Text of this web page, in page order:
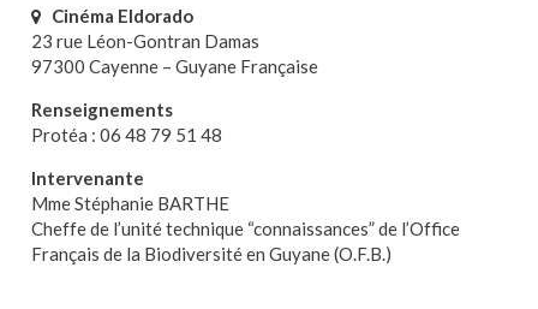
Cinéma Eldorado
23 rue Léon-Gontran Damas
97300 Cayenne – Guyane Française
Renseignements
Protéa : 06 48 79 51 48
Intervenante
Mme Stéphanie BARTHE
Cheffe de l’unité technique “connaissances” de l’Office
Français de la Biodiversité en Guyane (O.F.B.)